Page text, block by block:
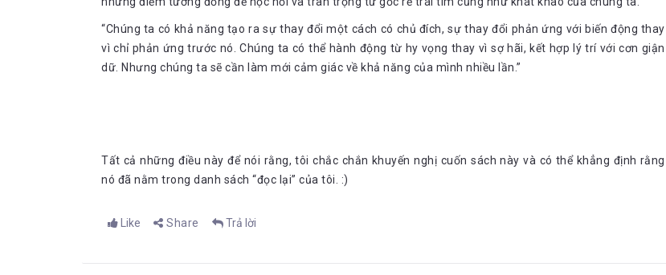
“Chúng ta có khả năng tạo ra sự thay đổi một cách có chủ đích, sự thay đổi phản ứng với biến động thay
vì chỉ phản ứng trước nó. Chúng ta có thể hành động từ hy vọng thay vì sợ hãi, kết hợp lý trí với cơn giận
dữ. Nhưng chúng ta sẽ cần làm mới cảm giác về khả năng của mình nhiều lần.”
Tất cả những điều này để nói rằng, tôi chắc chắn khuyến nghị cuốn sách này và có thể khẳng định rằng
nó đã nằm trong danh sách “đọc lại” của tôi. :)
Like Share Trả lời